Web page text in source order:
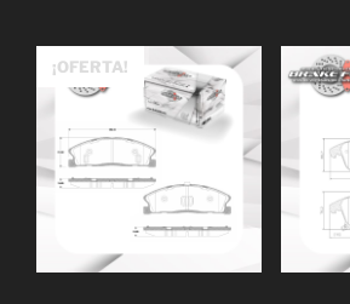
hasta
$ 112.500
múltiples
variantes.
Las
opciones
pueden
elegir
la
¡OFERTA!